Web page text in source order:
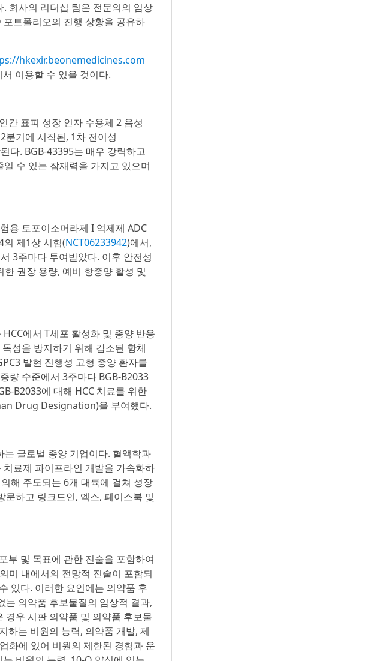
회사의 리더십 팀은 전문의의 임상
트폴리오의 진행 상황을 공유하
hkexir.beonemedicines.com
이용할 수 있을 것이다.
간 표피 성장 인자 수용체 2 음성
분기에 시작된, 1차 전이성
다. BGB-43395는 매우 강력하고
수 있는 잠재력을 가지고 있으며
용 토포이소머라제 I 억제제 ADC
의 제1상 시험(NCT06233942)에서,
3주마다 투여받았다. 이후 안전성
권장 용량, 예비 항종양 활성 및
에서 T세포 활성화 및 종양 반응
성을 방지하기 위해 감소된 항체
발현 진행성 고형 종양 환자를
량 수준에서 3주마다 BGB-B2033
B2033에 대해 HCC 치료를 위한
Drug Designation)을 부여했다.
글로벌 종양 기업이다. 혈액학과
료제 파이프라인 개발을 가속화하
해 주도되는 6개 대륙에 걸쳐 성장
문하고 링크드인, 엑스, 페이스북 및
부 및 목표에 관한 진술을 포함하여
내에서의 전망적 진술이 포함되
있다. 이러한 요인에는 의약품 후
는 의약품 후보물질의 임상적 결과,
경우 시판 의약품 및 의약품 후보물
하는 비원의 능력, 의약품 개발, 제
화에 있어 비원의 제한된 경험과 운